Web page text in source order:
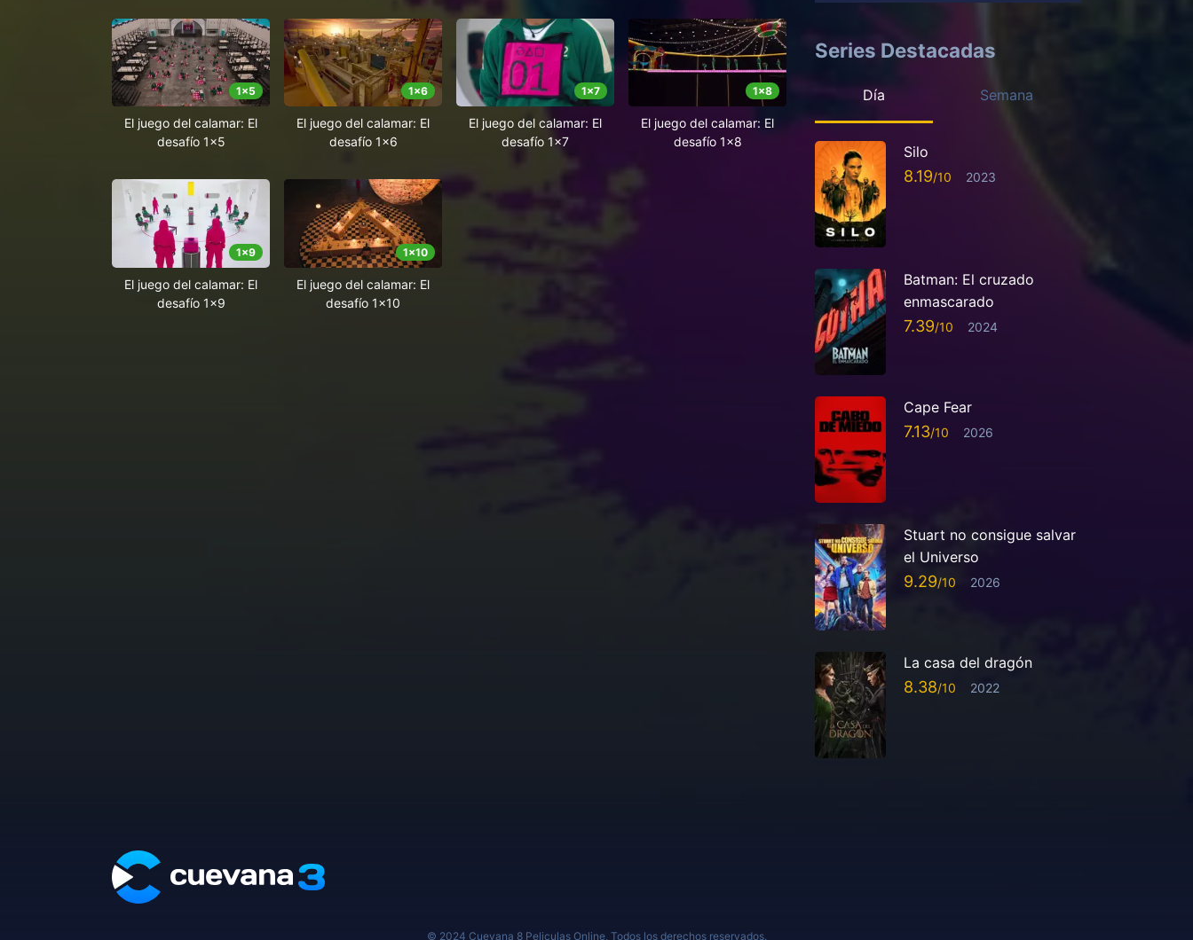
1x5
El juego del calamar: El
desafío 1x5
1x6
El juego del calamar: El
desafío 1x6
1x7
El juego del calamar: El
desafío 1x7
1x8
El juego del calamar: El
desafío 1x8
1x9
El juego del calamar: El
desafío 1x9
1x10
El juego del calamar: El
desafío 1x10
Series Destacadas
Día Semana
Silo
8.19 2023
Batman: El cruzado
enmascarado
7.39 2024
Cape Fear
7.13 2026
Stuart no consigue salvar
el Universo
9.29 2026
La casa del dragón
8.38 2022
© 2024 Cuevana 8 Peliculas Online, Todos los derechos reservados.